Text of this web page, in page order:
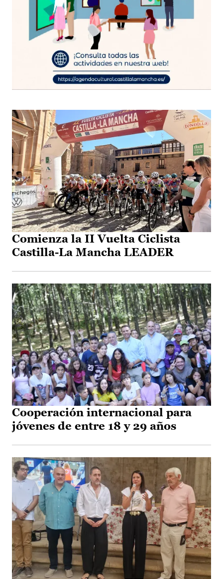
Comienza la II Vuelta Ciclista
Castilla-La Mancha LEADER
Cooperación internacional para
jóvenes de entre 18 y 29 años